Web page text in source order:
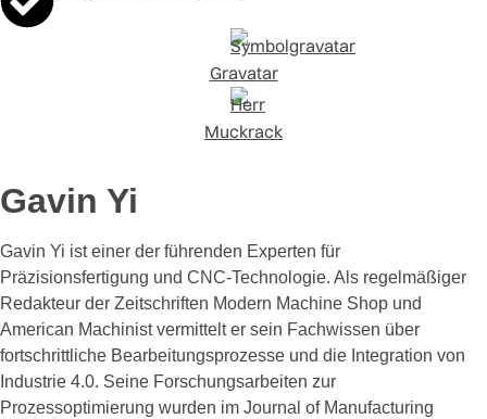
Gravatar
Muckrack
Gavin Yi
Gavin Yi ist einer der führenden Experten für
Präzisionsfertigung und CNC-Technologie. Als regelmäßiger
Redakteur der Zeitschriften Modern Machine Shop und
American Machinist vermittelt er sein Fachwissen über
fortschrittliche Bearbeitungsprozesse und die Integration von
Industrie 4.0. Seine Forschungsarbeiten zur
Prozessoptimierung wurden im Journal of Manufacturing